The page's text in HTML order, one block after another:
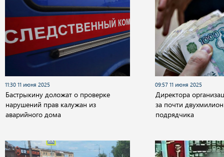
11:30 11 июня 2025
Бастрыкину доложат о проверке
нарушений прав калужан из
аварийного дома
09:57 11 июня 2025
Директора
за почти
подрядчика